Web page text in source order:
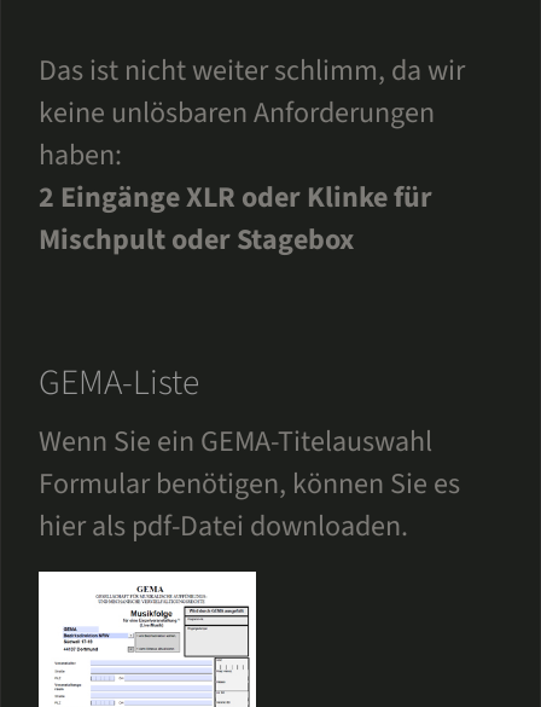
Das ist nicht weiter schlimm, da wir
keine unlösbaren Anforderungen
haben:
2 Eingänge XLR oder Klinke für
Mischpult oder Stagebox
GEMA-Liste
Wenn Sie ein GEMA-Titelauswahl
Formular benötigen, können Sie es
hier als pdf-Datei downloaden.